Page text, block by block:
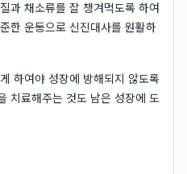
과 채소류를 잘 챙겨먹도록 하여
한 운동으로 신진대사를 원활하
하여야 성장에 방해되지 않도록
치료해주는 것도 남은 성장에 도